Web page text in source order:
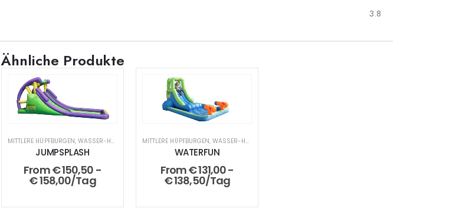
3.8
Ähnliche Produkte
MITTLERE HÜPFBURGEN,WASSER-HÜPFBURGEN
JUMPSPLASH
From€150,50 -
€158,00/Tag
MITTLERE HÜPFBURGEN,WASSER-HÜPFBURGEN
WATERFUN
From€131,00-
€138,50/Tag